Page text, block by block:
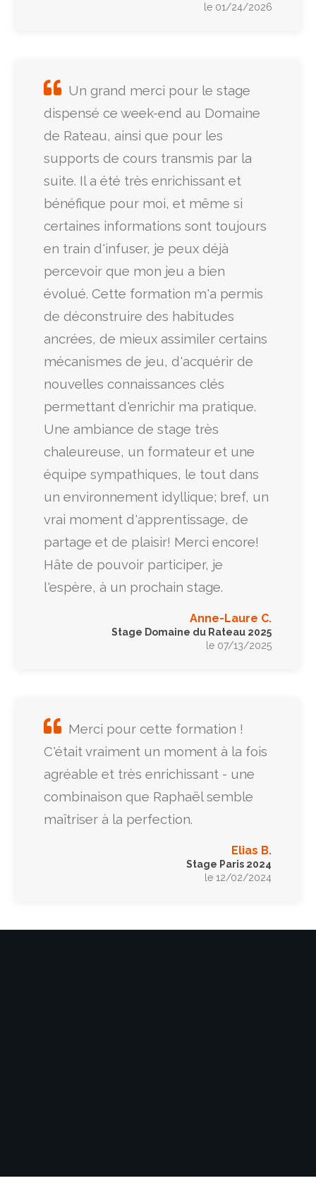
le 01/24/2026
Un grand merci pour le stage
dispensé ce week-end au Domaine
de Rateau, ainsi que pour les
supports de cours transmis par la
suite. Il a été très enrichissant et
bénéfique pour moi, et même si
certaines informations sont toujours
en train d'infuser, je peux déjà
percevoir que mon jeu a bien
évolué. Cette formation m'a permis
de déconstruire des habitudes
ancrées, de mieux assimiler certains
mécanismes de jeu, d'acquérir de
nouvelles connaissances clés
permettant d'enrichir ma pratique.
Une ambiance de stage très
chaleureuse, un formateur et une
équipe sympathiques, le tout dans
un environnement idyllique; bref, un
vrai moment d'apprentissage, de
partage et de plaisir! Merci encore!
Hâte de pouvoir participer, je
l'espère, à un prochain stage.
Anne-Laure C.
Stage Domaine du Rateau 2025
le 07/13/2025
Merci pour cette formation !
C'était vraiment un moment à la fois
agréable et très enrichissant - une
combinaison que Raphaël semble
maîtriser à la perfection.
Elias B.
Stage Paris 2024
le 12/02/2024